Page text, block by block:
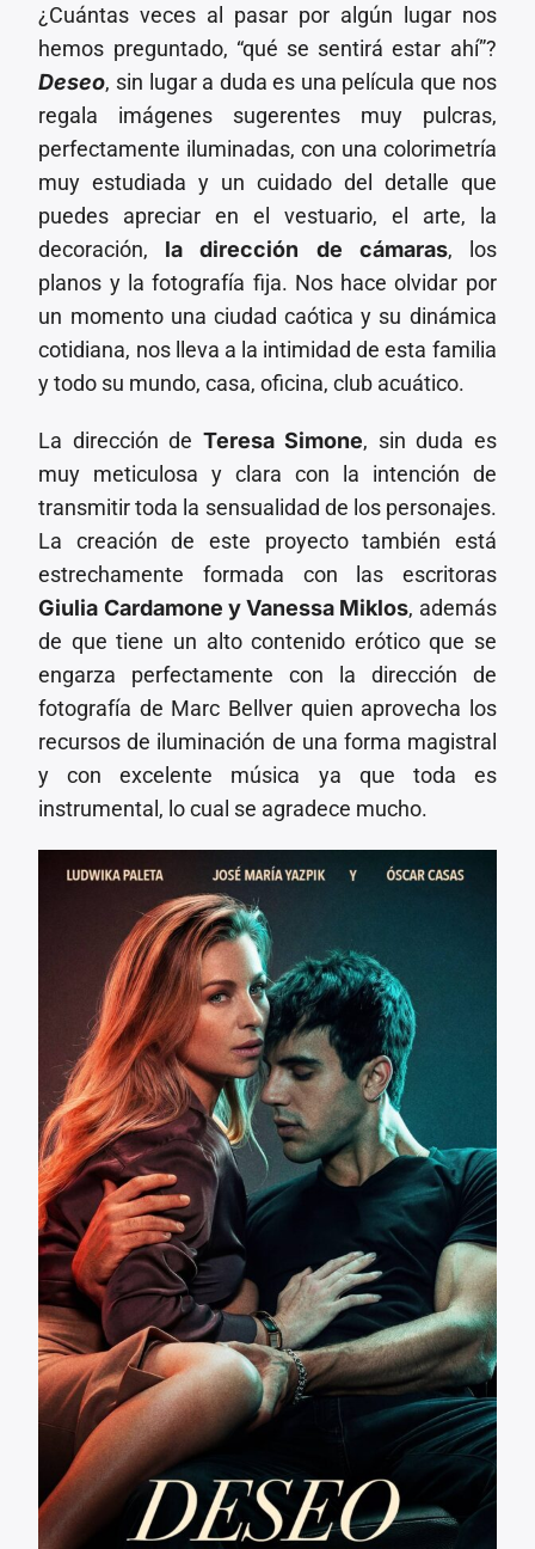
¿Cuántas veces al pasar por algún lugar nos
hemos preguntado, “qué se sentirá estar ahí”?
Deseo, sin lugar a duda es una película que nos
regala imágenes sugerentes muy pulcras,
perfectamente iluminadas, con una colorimetría
muy estudiada y un cuidado del detalle que
puedes apreciar en el vestuario, el arte, la
decoración, la dirección de cámaras, los
planos y la fotografía fija. Nos hace olvidar por
un momento una ciudad caótica y su dinámica
cotidiana, nos lleva a la intimidad de esta familia
y todo su mundo, casa, oficina, club acuático.
La dirección de Teresa Simone, sin duda es
muy meticulosa y clara con la intención de
transmitir toda la sensualidad de los personajes.
La creación de este proyecto también está
estrechamente formada con las escritoras
Giulia Cardamone y Vanessa Miklos, además
de que tiene un alto contenido erótico que se
engarza perfectamente con la dirección de
fotografía de Marc Bellver quien aprovecha los
recursos de iluminación de una forma magistral
y con excelente música ya que toda es
instrumental, lo cual se agradece mucho.